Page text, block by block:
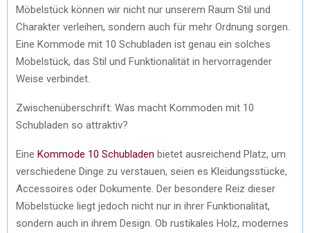
Möbelstück können wir nicht nur unserem Raum Stil und
Charakter verleihen, sondern auch für mehr Ordnung sorgen.
Eine Kommode mit 10 Schubladen ist genau ein solches
Möbelstück, das Stil und Funktionalität in hervorragender
Weise verbindet.
Zwischenüberschrift: Was macht Kommoden mit 10
Schubladen so attraktiv?
Eine Kommode 10 Schubladen bietet ausreichend Platz, um
verschiedene Dinge zu verstauen, seien es Kleidungsstücke,
Accessoires oder Dokumente. Der besondere Reiz dieser
Möbelstücke liegt jedoch nicht nur in ihrer Funktionalität,
sondern auch in ihrem Design. Ob rustikales Holz, modernes